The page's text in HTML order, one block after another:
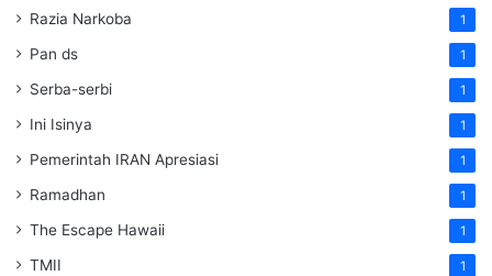
Razia Narkoba 1
Pan ds 1
Serba-serbi 1
Ini Isinya 1
Pemerintah IRAN Apresiasi 1
Ramadhan 1
The Escape Hawaii 1
TMII 1